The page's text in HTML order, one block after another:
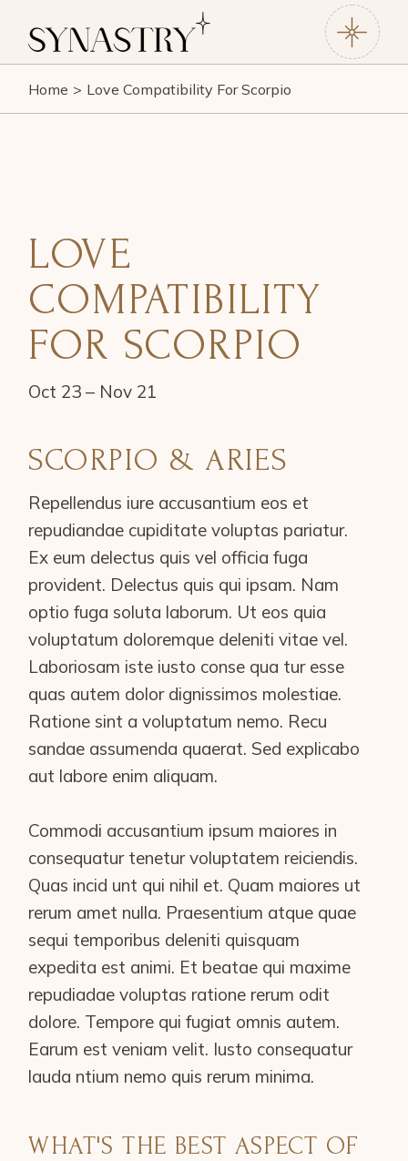
Home Love Compatibility For Scorpio
LOVE
COMPATIBILITY
FOR SCORPIO
Oct 23 – Nov 21
SCORPIO & ARIES
Repellendus iure accusantium eos et
repudiandae cupiditate voluptas pariatur.
Ex eum delectus quis vel officia fuga
provident. Delectus quis qui ipsam. Nam
optio fuga soluta laborum. Ut eos quia
voluptatum doloremque deleniti vitae vel.
Laboriosam iste iusto conse qua tur esse
quas autem dolor dignissimos molestiae.
Ratione sint a voluptatum nemo. Recu
sandae assumenda quaerat. Sed explicabo
aut labore enim aliquam.
Commodi accusantium ipsum maiores in
consequatur tenetur voluptatem reiciendis.
Quas incid unt qui nihil et. Quam maiores ut
rerum amet nulla. Praesentium atque quae
sequi temporibus deleniti quisquam
expedita est animi. Et beatae qui maxime
repudiadae voluptas ratione rerum odit
dolore. Tempore qui fugiat omnis autem.
Earum est veniam velit. Iusto consequatur
lauda ntium nemo quis rerum minima.
WHAT'S THE BEST ASPECT OF